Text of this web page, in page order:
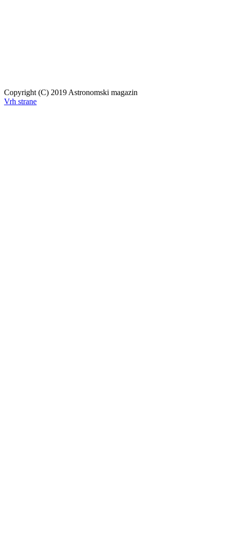
Copyright (C) 2019 Astronomski magazin
Vrh strane